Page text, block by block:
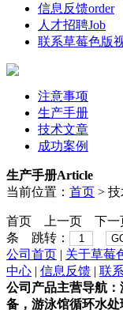
信息反馈order
人才招聘Job
联系草莓色版
注意事项
生产手册
技术文章
成功案例
生产手册Article
当前位置： 首页 > 技
首页 上一页 下一
条 跳转：
公司首页 | 关于草莓
中心 | 信息反馈 | 联
公司产品主营导航
备，游泳馆循环水